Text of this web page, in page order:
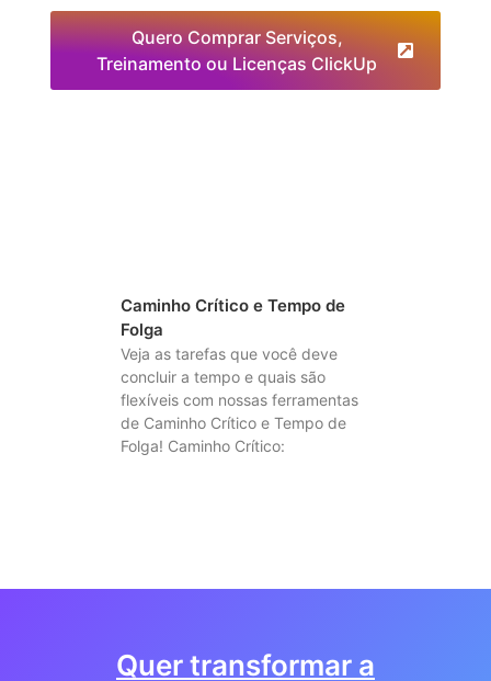
Quero Comprar Serviços,
Treinamento ou Licenças ClickUp
Caminho Crítico e Tempo de
Folga
Veja as tarefas que você deve
concluir a tempo e quais são
flexíveis com nossas ferramentas
de Caminho Crítico e Tempo de
Folga! Caminho Crítico:
Quer transformar a